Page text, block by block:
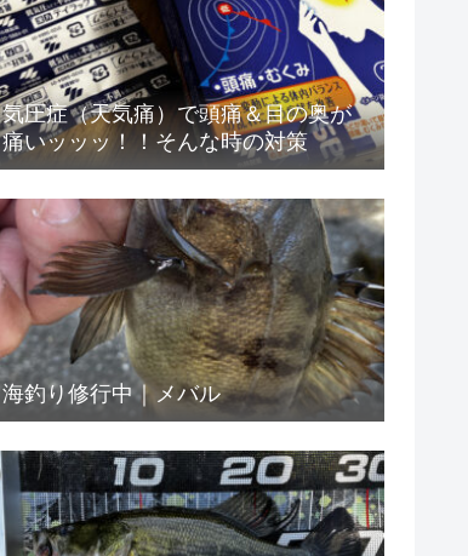
気圧症（天気痛）で頭痛＆目の奥が
痛いッッッ！！そんな時の対策
海釣り修行中｜メバル